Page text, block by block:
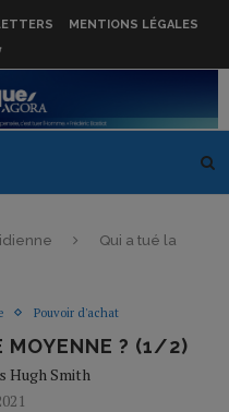
MENTIONS LÉGALES
Qui a tué la
Pouvoir d'achat
MOYENNE ? (1/2)
Hugh Smith